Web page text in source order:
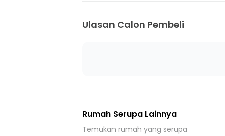
15 Menit ke Gerbang Tol Ramp Taman
Ulasan Calon Pembeli
Rumah Serupa Lainnya
Temukan rumah yang serupa